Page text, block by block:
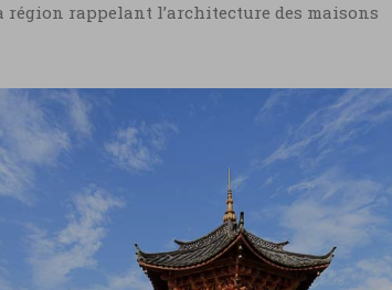
région rappelant l’architecture des maisons